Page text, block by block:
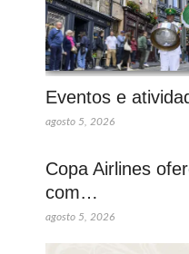
Eventos e
agosto 5, 2026
Copa Airlines
com…
agosto 5, 2026